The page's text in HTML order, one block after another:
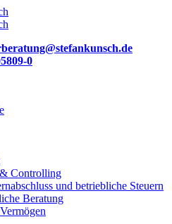
0
Controlling
und betriebliche Steuern
Beratung